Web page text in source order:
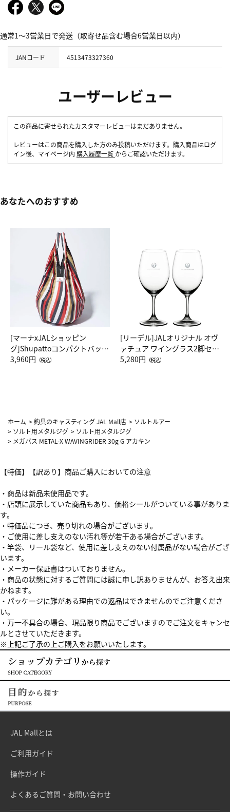
通常1～3営業日で発送（取寄せ品含む場合6営業日以内）
JANコード 4513473327360
ユーザーレビュー
この商品に寄せられたカスタマーレビューはまだありません。
レビューはこの商品を購入した方のみ投稿いただけます。購入商品はログ
イン後、マイページ内 購入履歴一覧 からご確認いただけます。
あなたへのおすすめ
[マーナxJALショッピン
グ]Shupattoコンパクトバッグ
Drop JAL客室乗務員（LC）ス
3,960円 （税込）
[リーデル]JALオリジナル オヴ
ァチュア ワイングラス2脚セッ
ト（レッドワイン）
5,280円 （税込）
ホーム >釣具のキャスティング JAL Mall店 > ソルトルアー
> ソルト用メタルジグ > ソルト用メタルジグ
> メガバス METAL-X WAVINGRIDER 30g G アカキン
【特価】【訳あり】商品ご購入においての注意
・商品は新品未使用品です。
・店頭に展示していた商品もあり、価格シールがついている事がありま
す。
・特価品につき、売り切れの場合がございます。
・ご使用に差し支えのない汚れ等が若干ある場合がございます。
・竿袋、リール袋など、使用に差し支えのない付属品がない場合がござ
います。
・メーカー保証書はついておりません。
・商品の状態に対するご質問には誠に申し訳ありませんが、お答え出来
かねます。
・パッケージに難がある理由での返品はできませんのでご注意くださ
い。
・万一不具合の場合、現品限り商品でございますのでご注文をキャンセ
ルとさせていただきます。
※上記ご了承の上ご購入をお願いいたします。
JAL Mallとは
ご利用ガイド
操作ガイド
よくあるご質問・お問い合わせ